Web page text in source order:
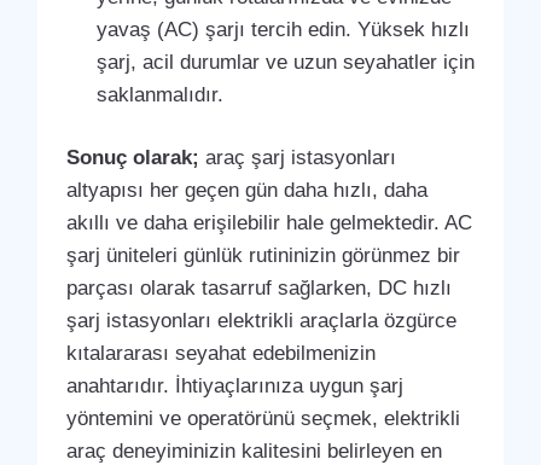
yavaş (AC) şarjı tercih edin. Yüksek hızlı
şarj, acil durumlar ve uzun seyahatler için
saklanmalıdır.
Sonuç olarak; araç şarj istasyonları
altyapısı her geçen gün daha hızlı, daha
akıllı ve daha erişilebilir hale gelmektedir. AC
şarj üniteleri günlük rutininizin görünmez bir
parçası olarak tasarruf sağlarken, DC hızlı
şarj istasyonları elektrikli araçlarla özgürce
kıtalararası seyahat edebilmenizin
anahtarıdır. İhtiyaçlarınıza uygun şarj
yöntemini ve operatörünü seçmek, elektrikli
araç deneyiminizin kalitesini belirleyen en